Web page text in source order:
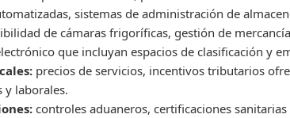
sistemas de administración de
de cámaras frigoríficas, gestión de
que incluyan espacios de clasificación y
precios de servicios, incentivos tributarios
y laborales.
controles aduaneros, certificaciones